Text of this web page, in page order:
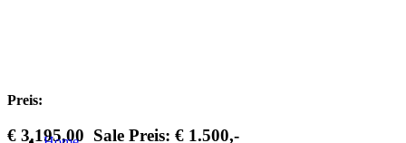
Preis:
€ 3.195,00 Sale Preis: € 1.500,-